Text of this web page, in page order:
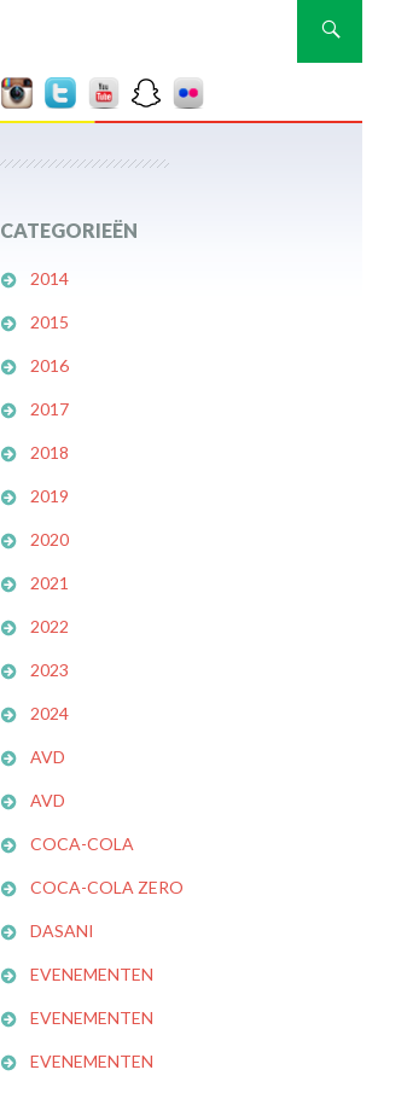
Zoeken
CATEGORIEËN
2014
2015
2016
2017
2018
2019
2020
2021
2022
2023
2024
AVD
AVD
COCA-COLA
COCA-COLA ZERO
DASANI
EVENEMENTEN
EVENEMENTEN
EVENEMENTEN